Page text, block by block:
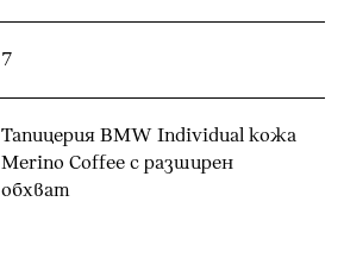
7
Тапицерия BMW Individual кожa
Merino Coffee с разширен
обхват